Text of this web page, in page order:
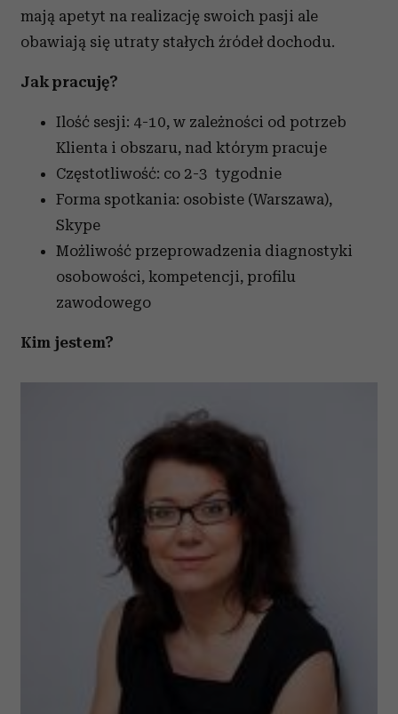
mają apetyt na realizację swoich pasji ale
obawiają się utraty stałych źródeł dochodu.
Jak pracuję?
Ilość sesji: 4-10, w zależności od potrzeb
Klienta i obszaru, nad którym pracuje
Częstotliwość: co 2-3 tygodnie
Forma spotkania: osobiste (Warszawa),
Skype
Możliwość przeprowadzenia diagnostyki
osobowości, kompetencji, profilu
zawodowego
Kim jestem?